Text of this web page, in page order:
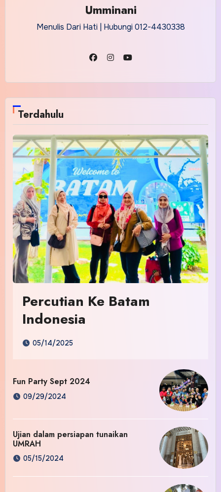
Umminani
Menulis Dari Hati | Hubungi 012-4430338
Terdahulu
Percutian Ke Batam
Indonesia
05/14/2025
Fun Party Sept 2024
09/29/2024
Ujian dalam persiapan tunaikan
UMRAH
05/15/2024